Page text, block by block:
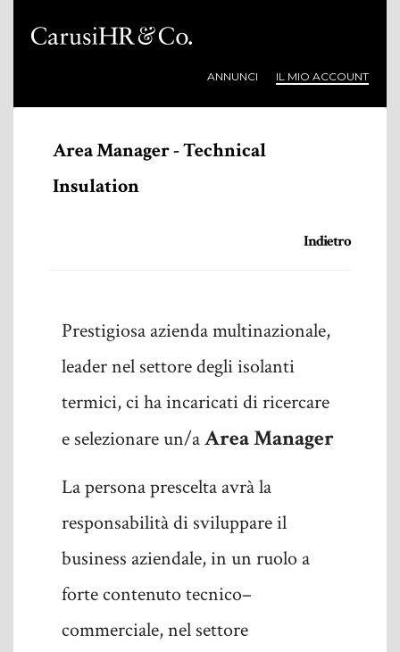
ANNUNCI IL MIO ACCOUNT
Area Manager - Technical
Insulation
Indietro
Prestigiosa azienda multinazionale,
leader nel settore degli isolanti
termici, ci ha incaricati di ricercare
e selezionare un/aArea Manager
La persona prescelta avrà la
responsabilità di sviluppare il
business aziendale, in un ruolo a
forte contenuto tecnico–
commerciale, nel settore